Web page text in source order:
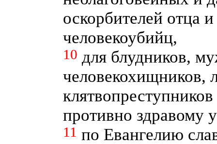
оскорбителей отца
человекоубийц,
10 для блудников,
человекохищников,
противно здравому
11 по Евангелию